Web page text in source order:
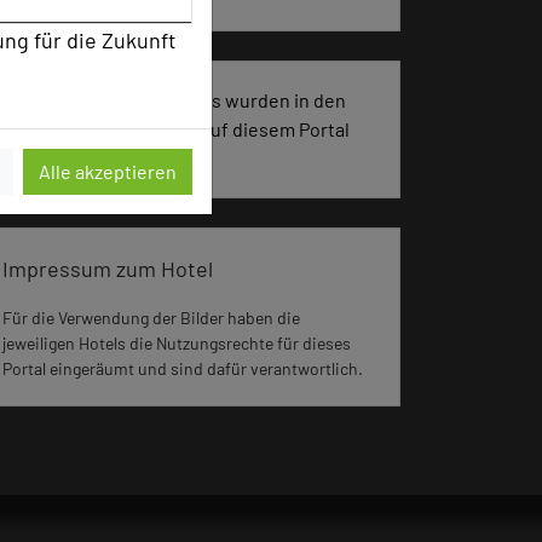
für die Zukunft
Alle akzeptieren
3823 Seiten dieses Hotels wurden in den
vergangenen 30 Tagen auf diesem Portal
Impressum zum Hotel
Für die Verwendung der Bilder haben die
jeweiligen Hotels die Nutzungsrechte für dieses
Portal eingeräumt und sind dafür verantwortlich.